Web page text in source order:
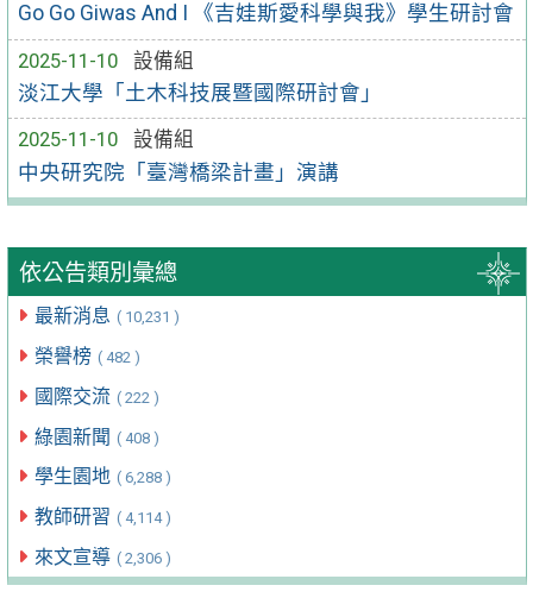
Go Go Giwas And I 《吉娃斯愛科學與我》學生研討會
2025-11-10
設備組
淡江大學「土木科技展暨國際研討會」
2025-11-10
設備組
中央研究院「臺灣橋梁計畫」演講
依公告類別彙總
最新消息 ( 10,231 )
榮譽榜 ( 482 )
國際交流 ( 222 )
綠園新聞 ( 408 )
學生園地 ( 6,288 )
教師研習 ( 4,114 )
來文宣導 ( 2,306 )